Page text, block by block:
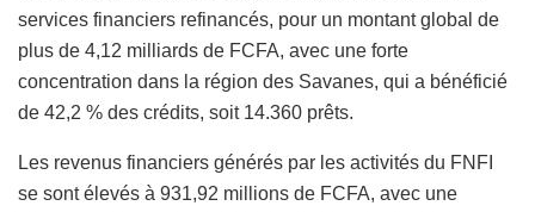
services financiers refinancés, pour un montant global de
plus de 4,12 milliards de FCFA, avec une forte
concentration dans la région des Savanes, qui a bénéficié
de 42,2 % des crédits, soit 14.360 prêts.
Les revenus financiers générés par les activités du FNFI
se sont élevés à 931,92 millions de FCFA, avec une